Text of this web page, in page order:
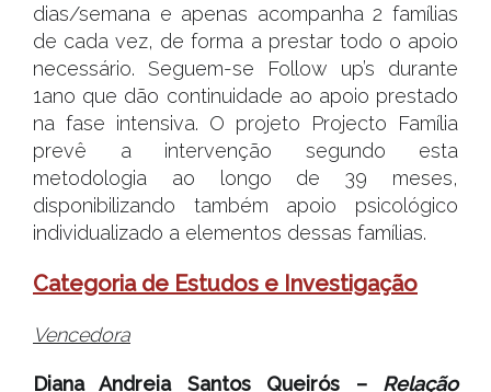
dias/semana e apenas acompanha 2 famílias
de cada vez, de forma a prestar todo o apoio
necessário. Seguem-se Follow up’s durante
1ano que dão continuidade ao apoio prestado
na fase intensiva. O projeto Projecto Família
prevê a intervenção segundo esta
metodologia ao longo de 39 meses,
disponibilizando também apoio psicológico
individualizado a elementos dessas famílias.
Categoria de Estudos e Investigação
Vencedora
Diana Andreia Santos Queirós – Relação